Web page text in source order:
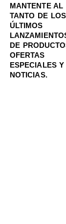
MANTENTE AL
TANTO DE LOS
ÚLTIMOS
DE
OFERTAS
ESPECIALES Y
NOTICIAS.